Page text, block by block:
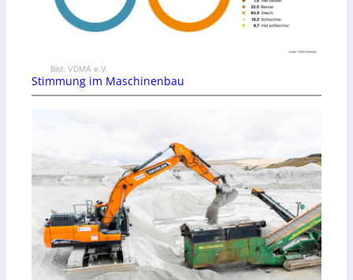
Bild: VDMA e.V.
Stimmung im Maschinenbau